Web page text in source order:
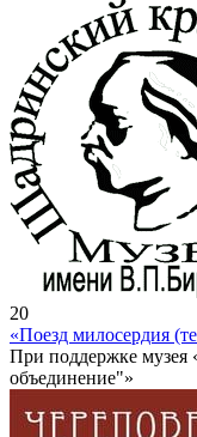
20
«Поезд милосердия
При поддержке
объединение"»